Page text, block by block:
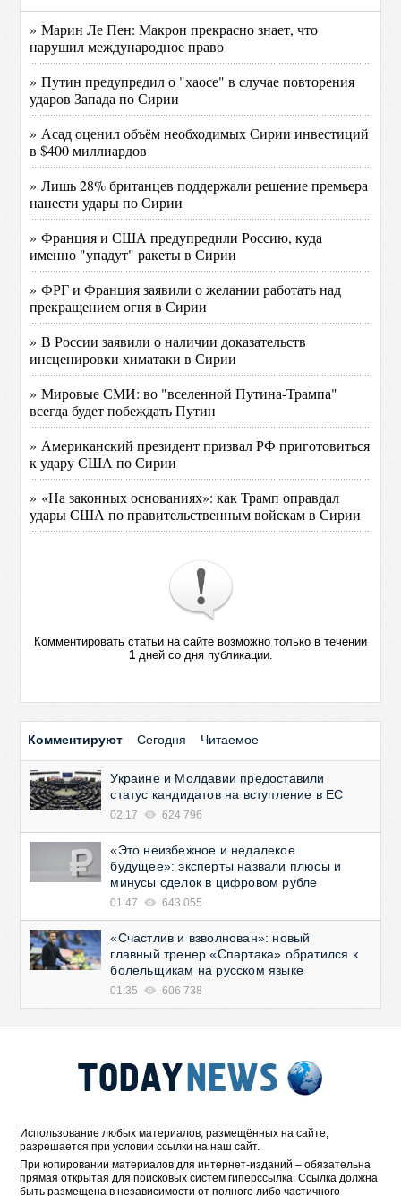
» Марин Ле Пен: Макрон прекрасно знает, что
нарушил международное право
» Путин предупредил о "хаосе" в случае повторения
ударов Запада по Сирии
» Асад оценил объём необходимых Сирии инвестиций
в $400 миллиардов
» Лишь 28% британцев поддержали решение премьера
нанести удары по Сирии
» Франция и США предупредили Россию, куда
именно "упадут" ракеты в Сирии
» ФРГ и Франция заявили о желании работать над
прекращением огня в Сирии
» В России заявили о наличии доказательств
инсценировки химатаки в Сирии
» Мировые СМИ: во "вселенной Путина-Трампа"
всегда будет побеждать Путин
» Американский президент призвал РФ приготовиться
к удару США по Сирии
» «На законных основаниях»: как Трамп оправдал
удары США по правительственным войскам в Сирии
Комментировать статьи на сайте возможно только в течении
1дней со дня публикации.
Комментируют Сегодня Читаемое
Украине и Молдавии предоставили
статус кандидатов на вступление в ЕС
02:17 624 796
«Это неизбежное и недалекое
будущее»: эксперты назвали плюсы и
минусы сделок в цифровом рубле
01:47 643 055
«Счастлив и взволнован»: новый
главный тренер «Спартака» обратился к
болельщикам на русском языке
01:35 606 738
Использование любых материалов, размещённых на сайте,
разрешается при условии ссылки на наш сайт.
При копировании материалов для интернет-изданий – обязательна
прямая открытая для поисковых систем гиперссылка. Ссылка должна
быть размещена в независимости от полного либо частичного